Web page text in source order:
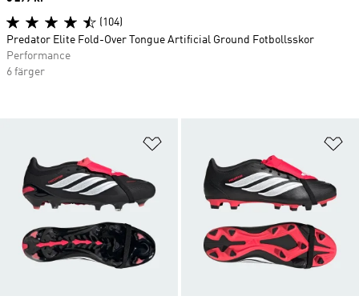
(104)
Predator Elite Fold-Over Tongue Artificial Ground Fotbollsskor
Performance
6 färger